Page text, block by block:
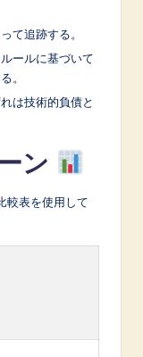
て追跡する。
ールに基づいて
。
は技術的負債と
ン
較表を使用して